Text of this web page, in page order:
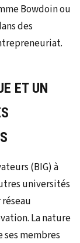
Bowdoin ou
des
ET UN
(BIG) à
universités
La nature
membres